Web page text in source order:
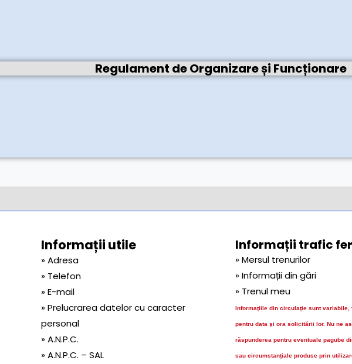
Regulament de Organizare și Funcționare
Informații utile
» Adresa
» Telefon
» E-mail
» Prelucrarea datelor cu caracter
personal
» A.N.P.C.
» A.N.P.C. – SAL
Informații trafic
» Mersul trenurilor
» Informații din gări
» Trenul meu
Informaţiile din circulaţie sunt variabile,
pentru data şi ora solicitării lor. Nu ne
răspunderea pentru eventuale pagube
sau circumstanțiale produse prin